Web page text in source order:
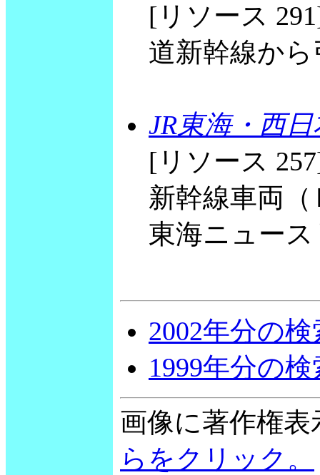
[リソース
道新幹線か
JR東海・西
[リソース
新幹線車両
東海ニュース
2002年分の
1999年分の
画像に著作権
らをクリック。